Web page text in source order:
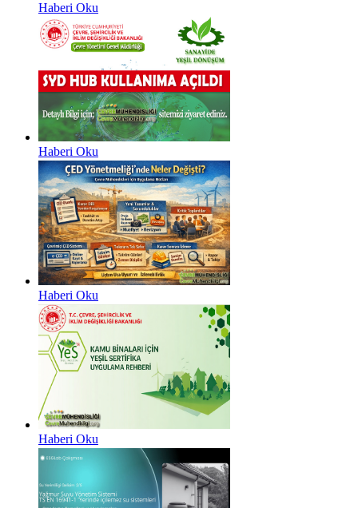
Haberi Oku
Haberi Oku
Haberi Oku
Haberi Oku